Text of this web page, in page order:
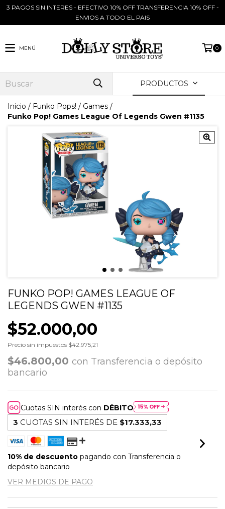
3 PAGOS SIN INTERES - EFECTIVO 10% OFF TRANSFERENCIA 10% OFF -
ENVIOS A TODO EL PAIS
MENÚ 0
PRODUCTOS
Inicio / Funko Pops! / Games /
Funko Pop! Games League Of Legends Gwen #1135
FUNKO POP! GAMES LEAGUE OF
LEGENDS GWEN #1135
$52.000,00
Precio sin impuestos $42.975,21
$46.800,00 con Transferencia o depósito
bancario
Cuotas SIN interés con DÉBITO
3 CUOTAS SIN INTERÉS DE $17.333,33
10% de descuento pagando con Transferencia o
depósito bancario
VER MEDIOS DE PAGO